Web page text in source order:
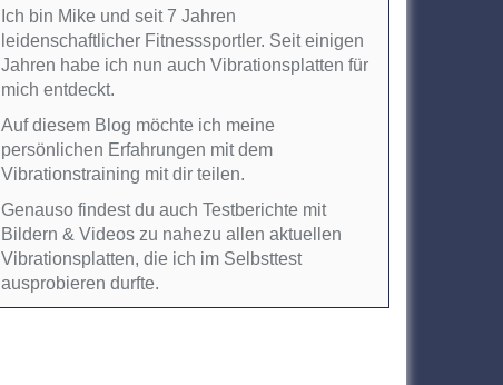
Ich bin Mike und seit 7 Jahren
leidenschaftlicher Fitnesssportler. Seit einigen
Jahren habe ich nun auch Vibrationsplatten für
mich entdeckt.
Auf diesem Blog möchte ich meine
persönlichen Erfahrungen mit dem
Vibrationstraining mit dir teilen.
Genauso findest du auch Testberichte mit
Bildern & Videos zu nahezu allen aktuellen
Vibrationsplatten, die ich im Selbsttest
ausprobieren durfte.